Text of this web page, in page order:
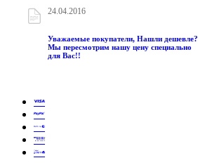
24.04.2016
Уважаемые покупатели, Нашли дешевле?
Мы пересмотрим нашу цену специально
для Вас!!